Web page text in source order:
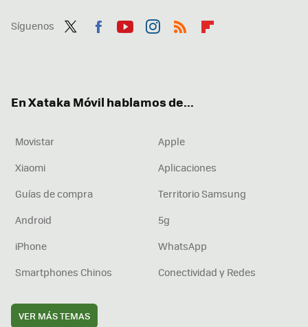
Síguenos
En Xataka Móvil hablamos de...
Movistar
Apple
Xiaomi
Aplicaciones
Guías de compra
Territorio Samsung
Android
5g
iPhone
WhatsApp
Smartphones Chinos
Conectividad y Redes
VER MÁS TEMAS